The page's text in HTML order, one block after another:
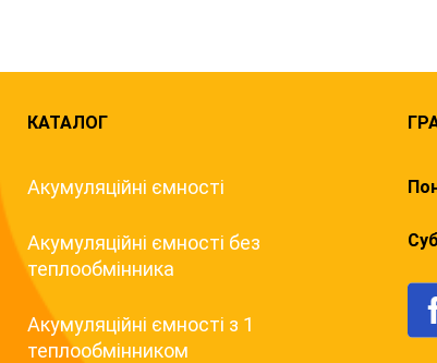
КАТАЛОГ
Акумуляційні ємності
Акумуляційні ємності без
теплообмінника
Акумуляційні ємності з 1
теплообмінником